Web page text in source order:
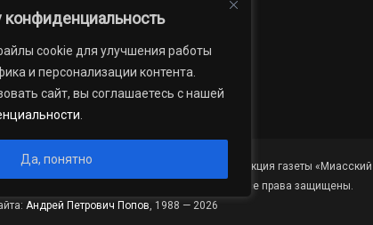
cookie для улучшения работы
и персонализации контента.
сайт, вы соглашаетесь с нашей
Да, понятно
дом
некоммерческая организация «Редакция газеты
учреждение «Издательский дом «Губерния». Все права защищены.
Андрей Петрович Попов , 1988 — 2026